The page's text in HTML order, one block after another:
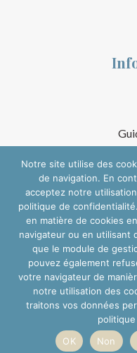
Conditions
Suivre
Notre site utilise des
de navigation. En
acceptez notre
politique de
en matière de cookies
navigateur ou en utilisant
que le module de
pouvez également
votre navigateur de
notre utilisation des
traitons vos données
OK
Non